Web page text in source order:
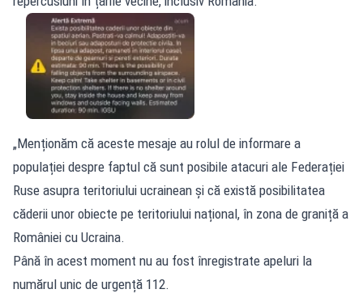
„Menționăm că aceste mesaje au rolul de informare a
populației despre faptul că sunt posibile atacuri ale Federației
Ruse asupra teritoriului ucrainean și că există posibilitatea
căderii unor obiecte pe teritoriului național, în zona de graniță a
României cu Ucraina.
Până în acest moment nu au fost înregistrate apeluri la
numărul unic de urgență 112.